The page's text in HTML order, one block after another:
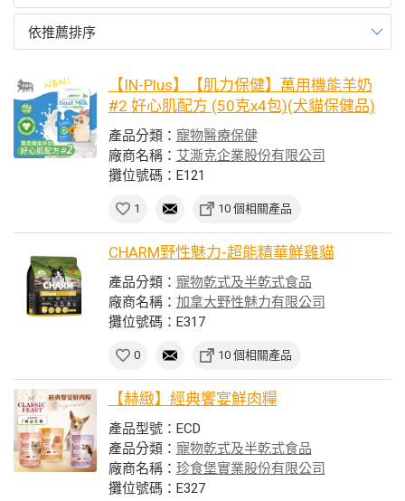
依推薦排序
【IN-Plus】【肌力保健】萬用機能羊奶
#2 好心肌配方 (50克x4包)(犬貓保健品)
產品分類： 寵物醫療保健
廠商名稱： 艾澌克企業股份有限公司
攤位號碼：E121
1 10 個相關產品
CHARM野性魅力-超能精華鮮雞貓
產品分類： 寵物乾式及半乾式食品
廠商名稱： 加拿大野性魅力有限公司
攤位號碼：E317
0 10 個相關產品
【赫緻】經典饗宴鮮肉糧
產品型號：ECD
產品分類： 寵物乾式及半乾式食品
廠商名稱： 珍食堡實業股份有限公司
攤位號碼：E327